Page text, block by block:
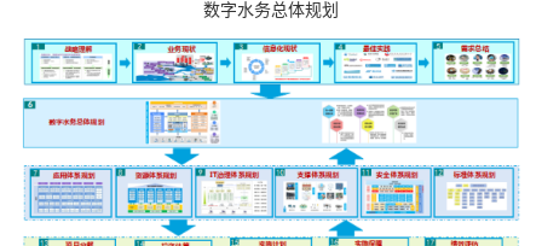
数字水务总体规划